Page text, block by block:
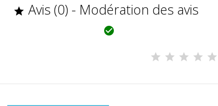
 Avis (0) - Modération des avis
